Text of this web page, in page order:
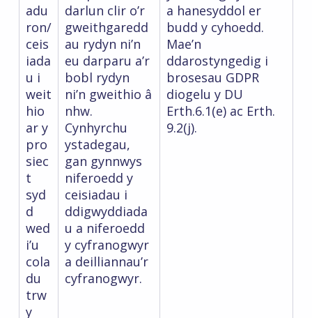
adu
ron/
ceis
iada
u i
weit
hio
ar y
pro
siec
t
syd
d
wed
i’u
cola
du
trw
y
darlun clir o’r
gweithgaredd
au rydyn ni’n
eu darparu a’r
bobl rydyn
ni’n gweithio â
nhw.
Cynhyrchu
ystadegau,
gan gynnwys
niferoedd y
ceisiadau i
ddigwyddiada
u a niferoedd
y cyfranogwyr
a deilliannau’r
cyfranogwyr.
a hanesyddol er
budd y cyhoedd.
Mae’n
ddarostyngedig i
brosesau GDPR
diogelu y DU
Erth.6.1(e) ac Erth.
9.2(j).